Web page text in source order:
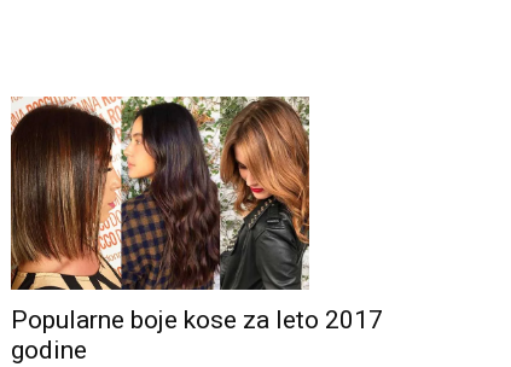
Popularne boje kose za leto 2017
godine